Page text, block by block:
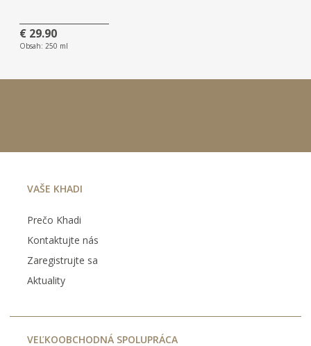
€ 29.90
Obsah: 250 ml
VAŠE KHADI
Prečo Khadi
Kontaktujte nás
Zaregistrujte sa
Aktuality
VEĽKOOBCHODNÁ SPOLUPRÁCA